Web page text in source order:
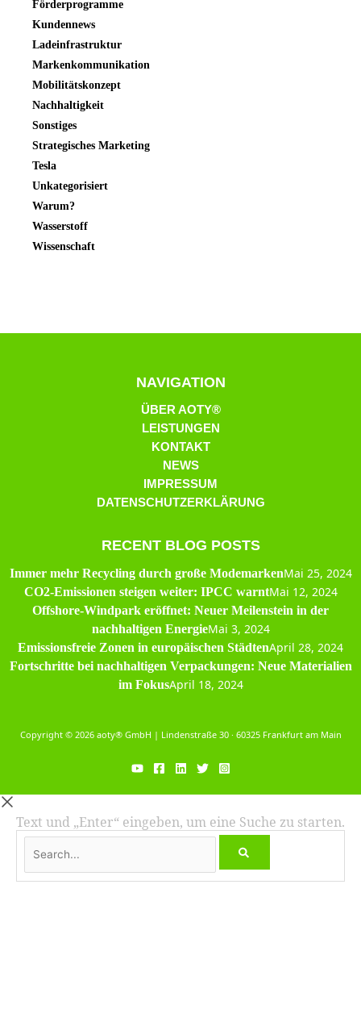
Förderprogramme
Kundennews
Ladeinfrastruktur
Markenkommunikation
Mobilitätskonzept
Nachhaltigkeit
Sonstiges
Strategisches Marketing
Tesla
Unkategorisiert
Warum?
Wasserstoff
Wissenschaft
NAVIGATION
ÜBER AOTY®
LEISTUNGEN
KONTAKT
NEWS
IMPRESSUM
DATENSCHUTZERKLÄRUNG
RECENT BLOG POSTS
Immer mehr Recycling durch große ModemarkenMai 25, 2024
CO2-Emissionen steigen weiter: IPCC warntMai 12, 2024
Offshore-Windpark eröffnet: Neuer Meilenstein in der
nachhaltigen EnergieMai 3, 2024
Emissionsfreie Zonen in europäischen StädtenApril 28, 2024
Fortschritte bei nachhaltigen Verpackungen: Neue Materialien
im FokusApril 18, 2024
Copyright © 2026 aoty® GmbH | Lindenstraße 30 · 60325 Frankfurt am Main
Text und „Enter“ eingeben, um eine Suche zu starten.